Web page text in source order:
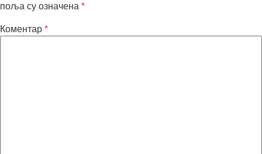
поља су означена *
Коментар *